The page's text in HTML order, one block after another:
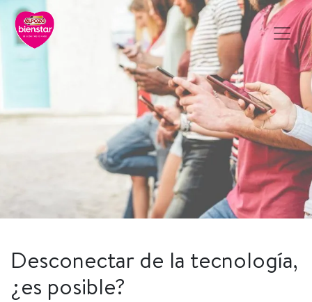
Desconectar de la tecnologí­a,
¿es posible?